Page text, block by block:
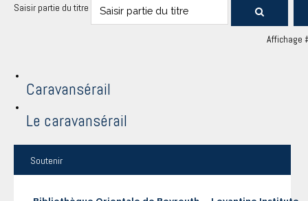
Saisir partie du titre
Affichage
Caravansérail
Le caravansérail
Soutenir